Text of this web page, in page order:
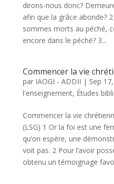
dirons-nous donc?
afin que la grâce abonde?
sommes morts au péché,
encore dans le péché? 3...
Commencer la vie
par IAOGI - ADDII | Sep
l'enseignement, Études
Commencer la vie
(LSG) 1 Or la foi est une
qu’on espère, une
voit pas. 2 Pour l’avoir
obtenu un témoignage